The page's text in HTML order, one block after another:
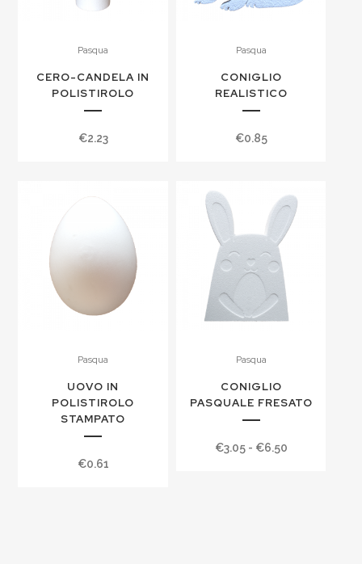
Pasqua
CERO-CANDELA IN
POLISTIROLO
€2.23
Pasqua
CONIGLIO
REALISTICO
€0.85
Pasqua
UOVO IN
POLISTIROLO
STAMPATO
€0.61
Pasqua
CONIGLIO
PASQUALE FRESATO
€3.05 - €6.50Fascia